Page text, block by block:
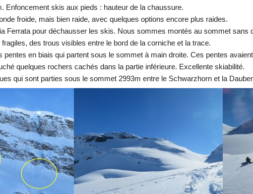
Enfoncement skis aux pieds : hauteur de la chaussure.
froide, mais bien raide, avec quelques options encore plus raides.
Ferrata pour déchausser les skis. Nous sommes montés au sommet sans
des trous visibles entre le bord de la corniche et la trace.
en biais qui partent sous le sommet à main droite. Ces pentes
quelques rochers cachés dans la partie inférieure. Excellente skiabilité.
qui sont parties sous le sommet 2993m entre le Schwarzhorn et la